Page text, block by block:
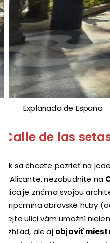
Explanada de España
Calle de las
Ak sa chcete pozrieť na
v Alicante, nezabudnite na
ulica je známa svojou
pripomína obrovské huby
tejto ulici vám umožní
vzhľad, ale aj objaviť